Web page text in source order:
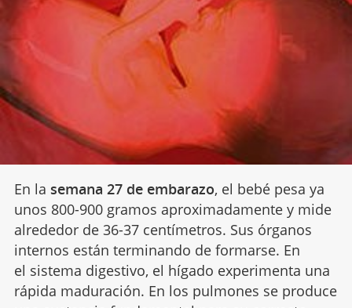
En la semana 27 de embarazo, el bebé pesa ya
unos 800-900 gramos aproximadamente y mide
alrededor de 36-37 centímetros. Sus órganos
internos están terminando de formarse. En
el sistema digestivo, el hígado experimenta una
rápida maduración. En los pulmones se produce